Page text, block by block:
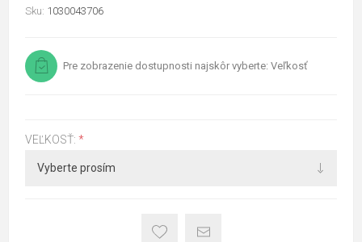
Sku: 1030043706
Pre zobrazenie dostupnosti najskôr vyberte: Veľkosť
VEĽKOSŤ: *